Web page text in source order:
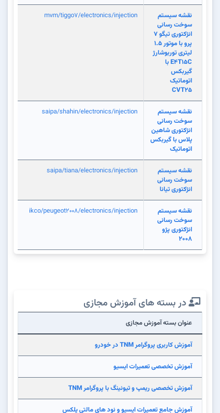
نقشه سیستم
سوخت رسانی
انژکتوری تیگو 7
پرو با موتور 1.5
لیتری توربوشارژ
E4T15C با
گیربکس
اتوماتیک
CVT25
mvm/tiggo7/electronics/injection
نقشه سیستم
سوخت رسانی
انژکتوری شاهین
پلاس با گیربکس
اتوماتیک
saipa/shahin/electronics/injection
نقشه سیستم
سوخت رسانی
انژکتوری تیانا
saipa/tiana/electronics/injection
نقشه سیستم
سوخت رسانی
انژکتوری پژو
2008
ikco/peugeot2008/electronics/injection
در بسته های آموزش مجازی
عنوان بسته آموزش مجازی
آموزش کاربری پروگرامر TNM در خودرو
آموزش تخصصی تعمیرات ایسیو
آموزش تخصصی ریمپ و تیونینگ با پروگرامر TNM
آموزش جامع تعمیرات ایسیو و نود های مالتی پلکس